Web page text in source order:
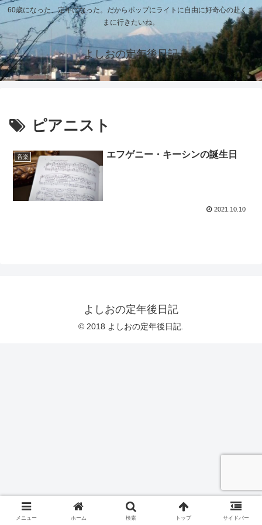
60歳になった、定年になった。だからポップにライトに自由に好奇心の赴くま
まに行きたいね。
よしおの定年後日記
ピアニスト
音楽 エフゲニー・キーシンの誕生日
2021.10.10
よしおの定年後日記
© 2018 よしおの定年後日記.
メニュー ホーム 検索 トップ サイドバー